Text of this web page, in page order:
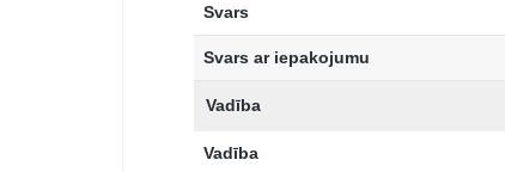
Svars
Svars ar iepakojumu
Vadība
Vadība